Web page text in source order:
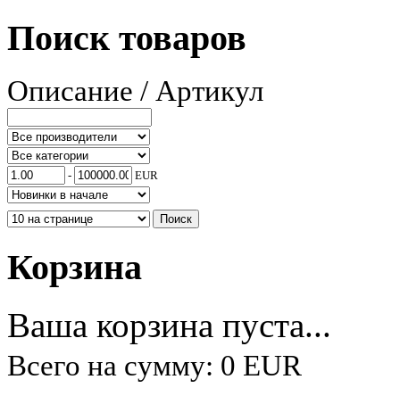
Поиск товаров
Описание / Артикул
- EUR
Корзина
Ваша корзина пуста...
Всего на сумму: 0 EUR